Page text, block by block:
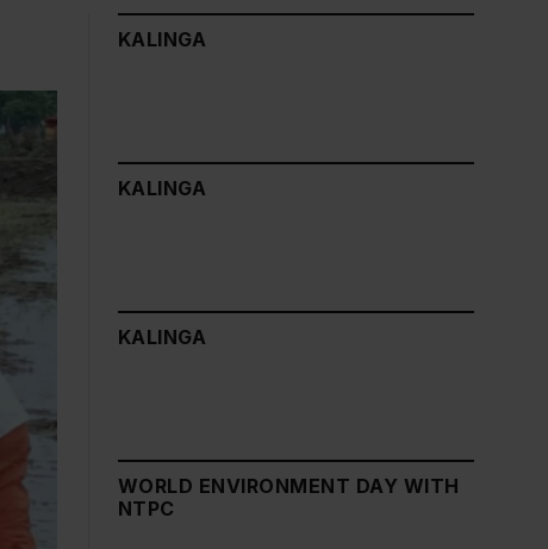
KALINGA
KALINGA
KALINGA
WORLD ENVIRONMENT DAY WITH
NTPC